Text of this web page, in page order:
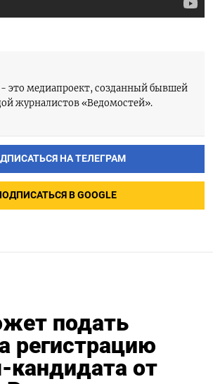
- это медиапроект, созданный бывшей
журналистов «Ведомостей».
НА ТЕЛЕГРАМ
В GOOGLE
подать
регистрацию
от